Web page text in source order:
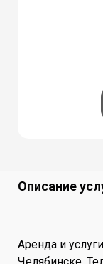
Описание
Аренда и